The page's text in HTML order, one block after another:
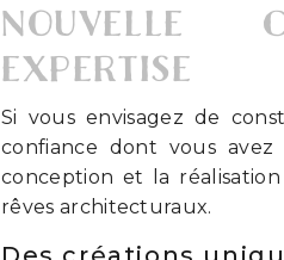
NOUVELLE
EXPERTISE
Si vous envisagez de
confiance dont vous avez
conception et la
rêves architecturaux.